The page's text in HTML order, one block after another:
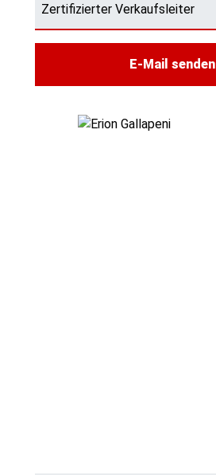
Zertifizierter Verkaufsleiter
E-Mail senden